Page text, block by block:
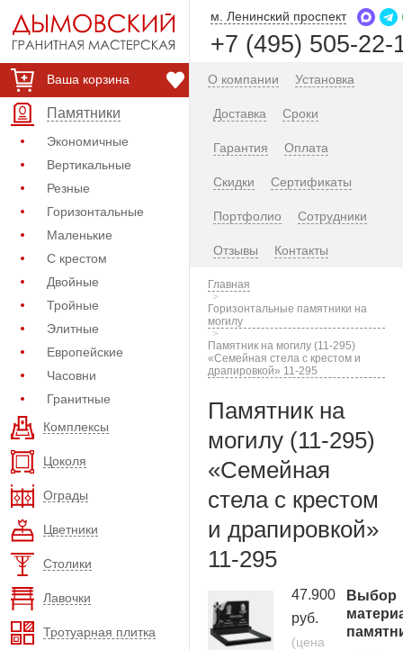
Ваша корзина
Памятники
Экономичные
Вертикальные
Резные
Горизонтальные
Маленькие
С крестом
Двойные
Тройные
Элитные
Европейские
Часовни
Гранитные
Комплексы
Цоколя
Ограды
Цветники
Столики
Лавочки
Тротуарная плитка
м. Ленинский проспект
+7 (495) 505-22-
О компании Установка
Доставка Сроки
Гарантия Оплата
Скидки Сертификаты
Портфолио Сотрудники
Отзывы Контакты
Главная
Горизонтальные памятники на
могилу
Памятник на могилу (11-295)
«Семейная стела с крестом и
драпировкой» 11-295
Памятник на
могилу (11-295)
«Семейная
стела с крестом
и драпировкой»
11-295
47.900
руб.
(цена
Выбор